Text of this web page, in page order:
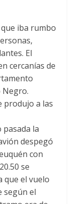
iba rumbo
El
cercanías de
Negro.
produjo a las
la
despegó
con
se
que el vuelo
según el